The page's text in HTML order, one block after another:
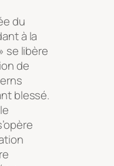
du
à la
se libère
de
blessé.